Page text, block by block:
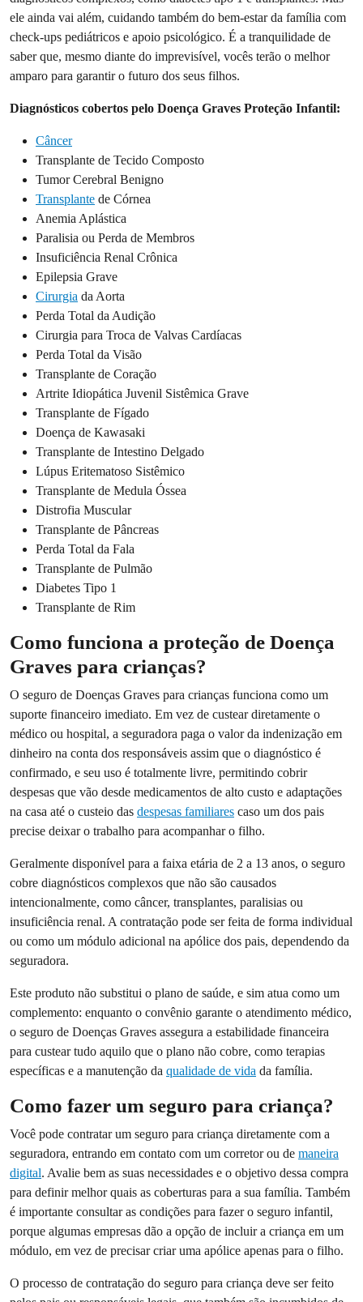
ele ainda vai além, cuidando também do bem-estar da família com
check-ups pediátricos e apoio psicológico. É a tranquilidade de
saber que, mesmo diante do imprevisível, vocês terão o melhor
amparo para garantir o futuro dos seus filhos.
Diagnósticos cobertos pelo Doença Graves Proteção Infantil:
Câncer
Transplante de Tecido Composto
Tumor Cerebral Benigno
Transplante de Córnea
Anemia Aplástica
Paralisia ou Perda de Membros
Insuficiência Renal Crônica
Epilepsia Grave
Cirurgia da Aorta
Perda Total da Audição
Cirurgia para Troca de Valvas Cardíacas
Perda Total da Visão
Transplante de Coração
Artrite Idiopática Juvenil Sistêmica Grave
Transplante de Fígado
Doença de Kawasaki
Transplante de Intestino Delgado
Lúpus Eritematoso Sistêmico
Transplante de Medula Óssea
Distrofia Muscular
Transplante de Pâncreas
Perda Total da Fala
Transplante de Pulmão
Diabetes Tipo 1
Transplante de Rim
Como funciona a proteção de Doença
Graves para crianças?
O seguro de Doenças Graves para crianças funciona como um
suporte financeiro imediato. Em vez de custear diretamente o
médico ou hospital, a seguradora paga o valor da indenização em
dinheiro na conta dos responsáveis assim que o diagnóstico é
confirmado, e seu uso é totalmente livre, permitindo cobrir
despesas que vão desde medicamentos de alto custo e adaptações
na casa até o custeio das despesas familiares caso um dos pais
precise deixar o trabalho para acompanhar o filho.
Geralmente disponível para a faixa etária de 2 a 13 anos, o seguro
cobre diagnósticos complexos que não são causados
intencionalmente, como câncer, transplantes, paralisias ou
insuficiência renal. A contratação pode ser feita de forma individual
ou como um módulo adicional na apólice dos pais, dependendo da
seguradora.
Este produto não substitui o plano de saúde, e sim atua como um
complemento: enquanto o convênio garante o atendimento médico,
o seguro de Doenças Graves assegura a estabilidade financeira
para custear tudo aquilo que o plano não cobre, como terapias
específicas e a manutenção da qualidade de vida da família.
Como fazer um seguro para criança?
Você pode contratar um seguro para criança diretamente com a
seguradora, entrando em contato com um corretor ou de maneira
digital. Avalie bem as suas necessidades e o objetivo dessa compra
para definir melhor quais as coberturas para a sua família. Também
é importante consultar as condições para fazer o seguro infantil,
porque algumas empresas dão a opção de incluir a criança em um
módulo, em vez de precisar criar uma apólice apenas para o filho.
O processo de contratação do seguro para criança deve ser feito